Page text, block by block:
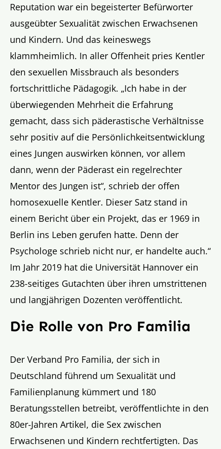
Reputation war ein begeisterter Befürworter
ausgeübter Sexualität zwischen Erwachsenen
und Kindern. Und das keineswegs
klammheimlich. In aller Offenheit pries Kentler
den sexuellen Missbrauch als besonders
fortschrittliche Pädagogik. „Ich habe in der
überwiegenden Mehrheit die Erfahrung
gemacht, dass sich päderastische Verhältnisse
sehr positiv auf die Persönlichkeitsentwicklung
eines Jungen auswirken können, vor allem
dann, wenn der Päderast ein regelrechter
Mentor des Jungen ist“, schrieb der offen
homosexuelle Kentler. Dieser Satz stand in
einem Bericht über ein Projekt, das er 1969 in
Berlin ins Leben gerufen hatte. Denn der
Psychologe schrieb nicht nur, er handelte auch.“
Im Jahr 2019 hat die Universität Hannover ein
238-seitiges Gutachten über ihren umstrittenen
und langjährigen Dozenten veröffentlicht.
Die Rolle von Pro Familia
Der Verband Pro Familia, der sich in
Deutschland führend um Sexualität und
Familienplanung kümmert und 180
Beratungsstellen betreibt, veröffentlichte in den
80er-Jahren Artikel, die Sex zwischen
Erwachsenen und Kindern rechtfertigten. Das